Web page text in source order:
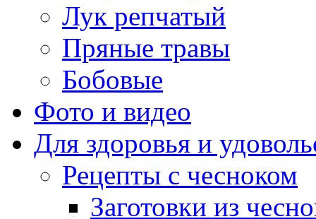
Лук репчатый
Пряные травы
Бобовые
Фото и видео
Для здоровья и
Рецепты с чесноком
Заготовки из